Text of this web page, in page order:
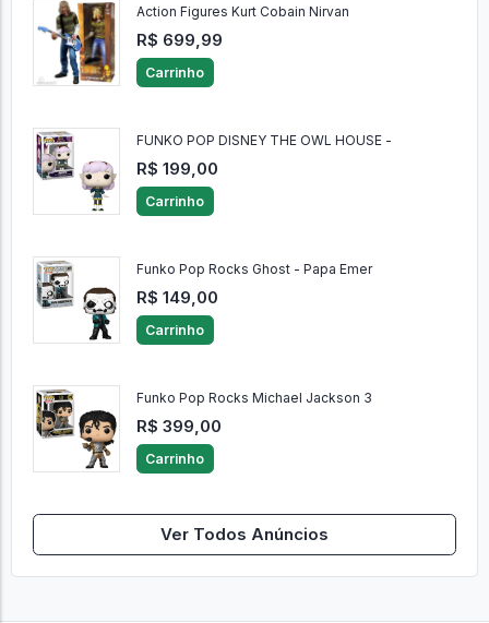
Action Figures Kurt Cobain Nirvan
R$ 699,99
Carrinho
FUNKO POP DISNEY THE OWL HOUSE -
R$ 199,00
Carrinho
Funko Pop Rocks Ghost - Papa Emer
R$ 149,00
Carrinho
Funko Pop Rocks Michael Jackson 3
R$ 399,00
Carrinho
Ver Todos Anúncios